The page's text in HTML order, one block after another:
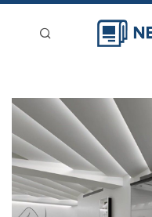
新聞稿分類
登入
刊登